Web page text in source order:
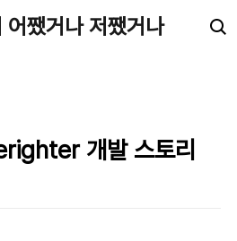
어쨌거나 저쨌거나
개발 스토리